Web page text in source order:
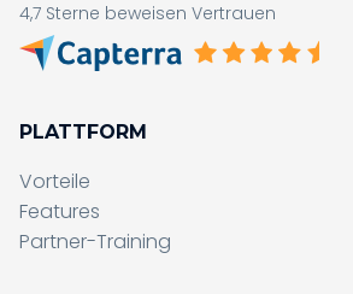
4,7 Sterne beweisen Vertrauen
PLATTFORM
Vorteile
Features
Partner-Training